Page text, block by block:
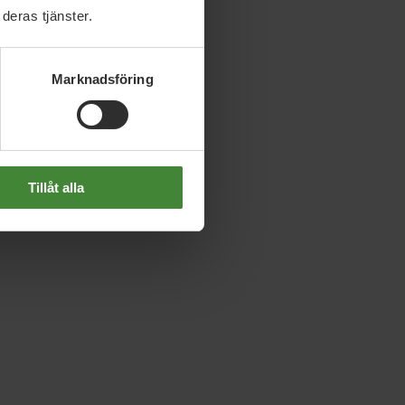
tjänster.
Marknadsföring
Tillåt alla